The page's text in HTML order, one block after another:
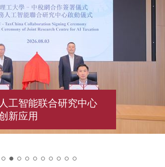
工智能联合研究中心
新应用